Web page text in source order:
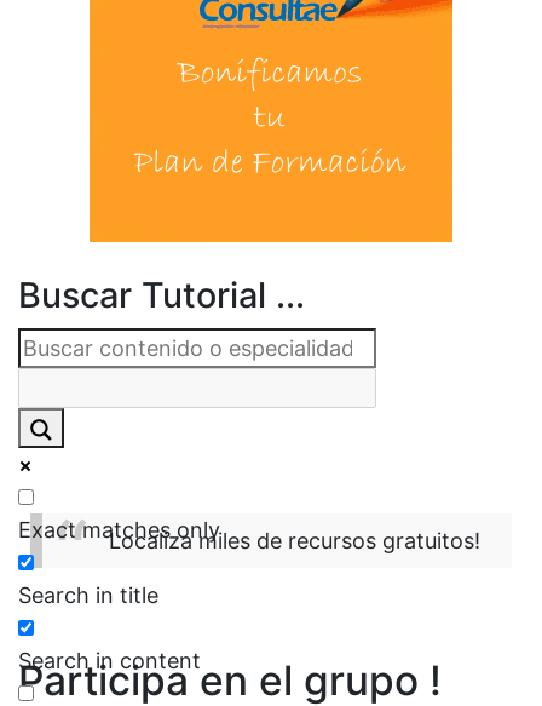
Buscar Tutorial ...
Exact matches only
Search in title
Search in content
Localiza miles de recursos gratuitos!
Participa en el grupo !